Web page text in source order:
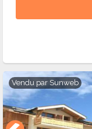
Vendu par Sunweb